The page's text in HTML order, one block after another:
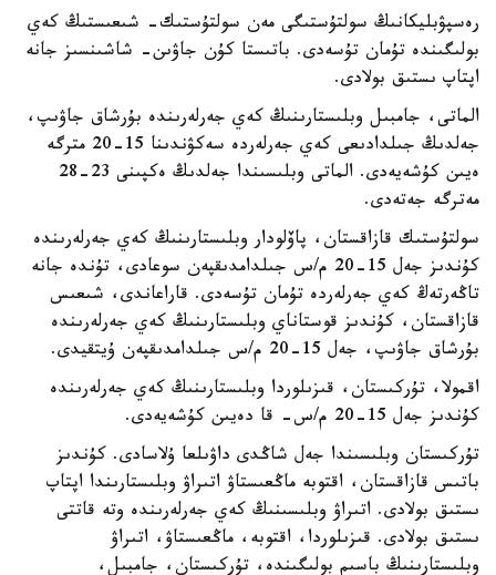
رەسپۋبليكانىڭ سولتۇستىگى مەن سولتۇستىك- شىعىستىڭ كەي
بولىگىندە تۇمان تۇسەدى. باتىستا كۇن جاۋىن- شاشىنسىز جانە
اپتاپ ىستىق بولادى.
الماتى، جامبىل وبلىستارىنىڭ كەي جەرلەرىندە بۇرشاق جاۋىپ،
جەلدىڭ جىلدادىعى كەي جەرلەردە سەكۋندىنا 15-20 مترگە
ەيىن كۇشەيەدى. الماتى وبلىسىندا جەلدىڭ ەكپىنى 23-28
مەترگە جەتەدى.
سولتۇستىك قازاقستان، پاۆلودار وبلىستارىنىڭ كەي جەرلەرىندە
كۇندىز جەل 15-20 م/س جىلدامدىقپەن سوعادى، تۇندە جانە
تاڭەرتەڭ كەي جەرلەردە تۇمان تۇسەدى. قاراعاندى، شىعىس
قازاقستان، كۇندىز قوستاناي وبلىستارىنىڭ كەي جەرلەرىندە
بۇرشاق جاۋىپ، جەل 15-20 م/س جىلدامدىقپەن ۇيتقيدى.
اقمولا، تۇركىستان، قىزىلوردا وبلىستارىنىڭ كەي جەرلەرىندە
كۇندىز جەل 15-20 م/س- قا دەيىن كۇشەيەدى.
تۇركىستان وبلىسىندا جەل شاڭدى داۋىلعا ۇلاسادى. كۇندىز
باتىس قازاقستان، اقتوبە ماڭعىستاۋ اتىراۋ وبلىستارىندا اپتاپ
ىستىق بولادى. اتىراۋ وبلىسىنىڭ كەي جەرلەرىندە وتە قاتتى
ىستىق بولادى. قىزىلوردا، اقتوبە، ماڭعىستاۋ، اتىراۋ
وبلىستارىنىڭ باسىم بولىگىندە، تۇركىستان، جامبىل،